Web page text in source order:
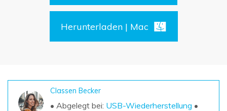
Kostenlos Testen
Verlorene/gel?schte Daten kostenlos
Aktuelles Thema
searchHerunterladen | Mac
Classen Becker
• Abgelegt bei: USB-Wiederherstellung •